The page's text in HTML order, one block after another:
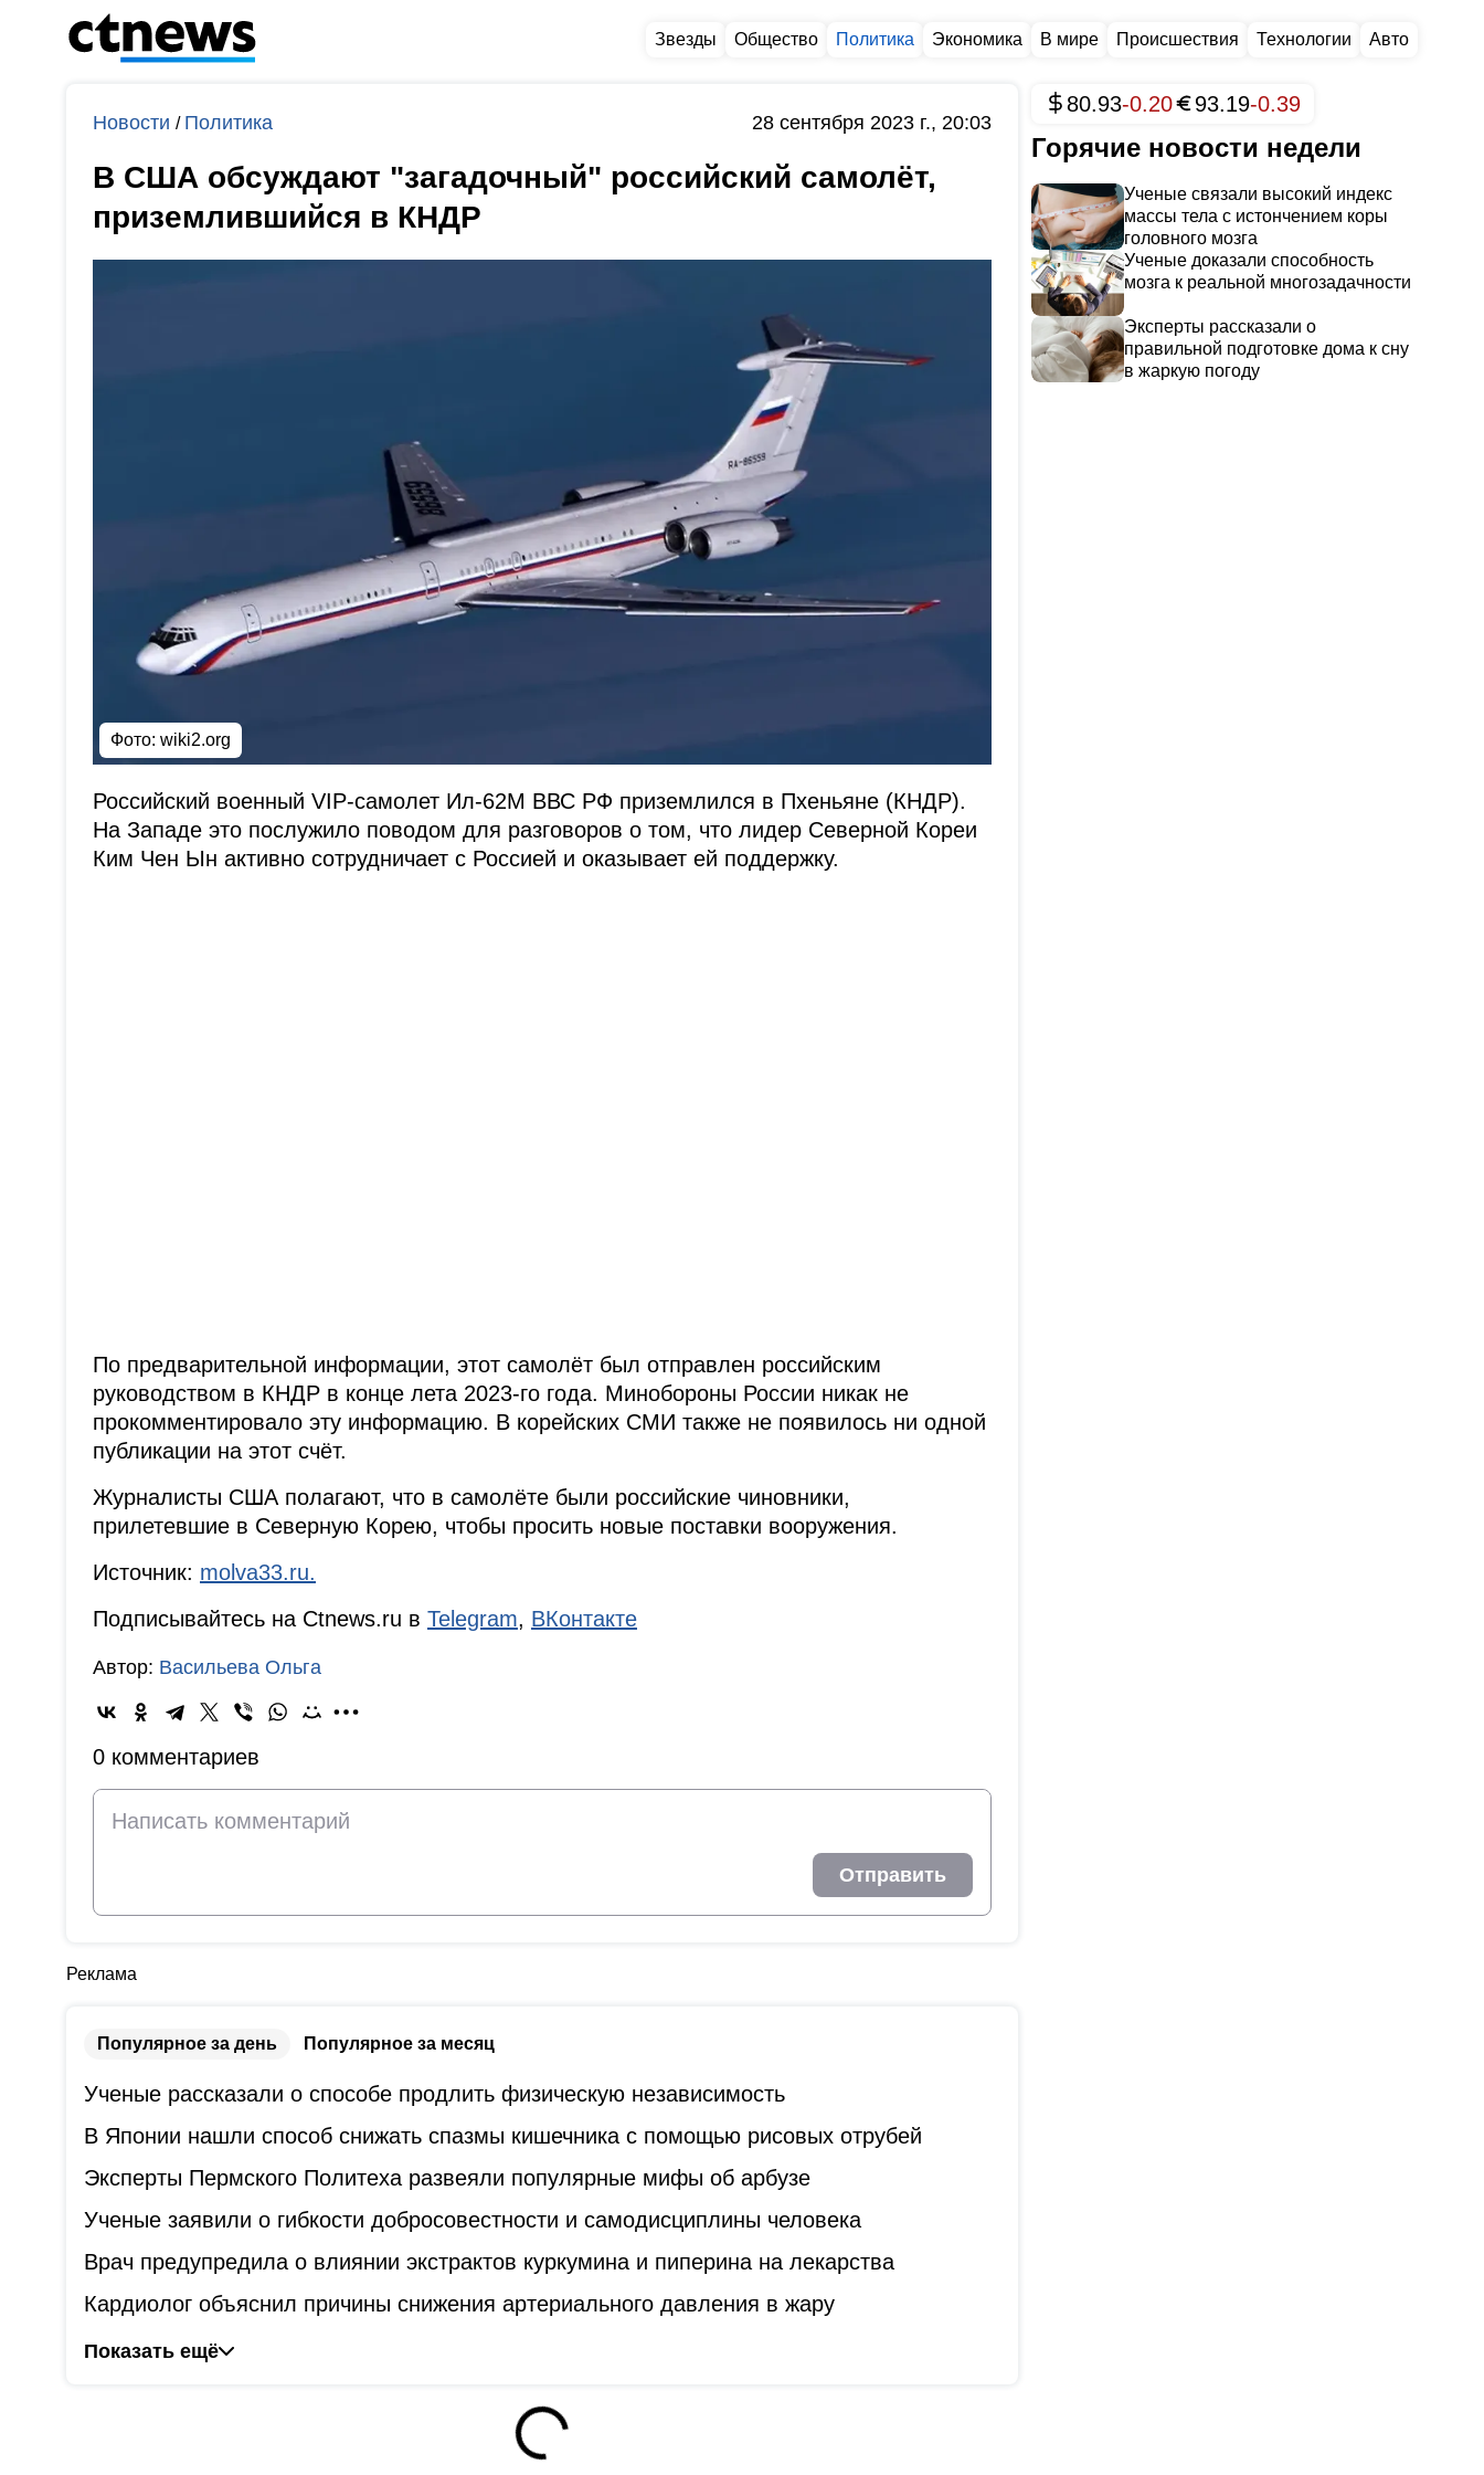
Звезды Общество Политика Экономика В мире Происшествия Технологии Авто
Новости / Политика 28 сентября 2023 г., 20:03
В США обсуждают "загадочный" российский самолёт,
приземлившийся в КНДР
Фото: wiki2.org
Российский военный VIP-самолет Ил-62М ВВС РФ приземлился в Пхеньяне (КНДР).
На Западе это послужило поводом для разговоров о том, что лидер Северной Кореи
Ким Чен Ын активно сотрудничает с Россией и оказывает ей поддержку.
По предварительной информации, этот самолёт был отправлен российским
руководством в КНДР в конце лета 2023-го года. Минобороны России никак не
прокомментировало эту информацию. В корейских СМИ также не появилось ни одной
публикации на этот счёт.
Журналисты США полагают, что в самолёте были российские чиновники,
прилетевшие в Северную Корею, чтобы просить новые поставки вооружения.
Источник: molva33.ru.
Подписывайтесь на Ctnews.ru в Telegram, ВКонтакте
Автор: Васильева Ольга
0 комментариев
Отправить
Реклама
Популярное за день Популярное за месяц
Ученые рассказали о способе продлить физическую независимость
В Японии нашли способ снижать спазмы кишечника с помощью рисовых отрубей
Эксперты Пермского Политеха развеяли популярные мифы об арбузе
Ученые заявили о гибкости добросовестности и самодисциплины человека
Врач предупредила о влиянии экстрактов куркумина и пиперина на лекарства
Кардиолог объяснил причины снижения артериального давления в жару
Показать ещё
80.93-0.20 93.19-0.39
Горячие новости недели
Ученые связали высокий индекс
массы тела с истончением коры
головного мозга
Ученые доказали способность
мозга к реальной многозадачности
Эксперты рассказали о
правильной подготовке дома к сну
в жаркую погоду